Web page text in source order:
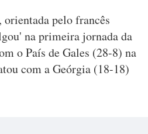
orientada pelo francês
na primeira jornada da
o País de Gales (28-8) na
com a Geórgia (18-18)